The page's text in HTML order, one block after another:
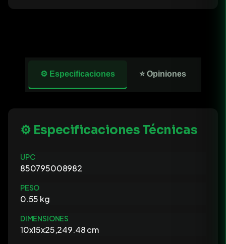
⚙️ Especificaciones ⭐ Opiniones
⚙️ Especificaciones Técnicas
UPC
850795008982
PESO
0.55 kg
DIMENSIONES
10x15x25,249.48 cm